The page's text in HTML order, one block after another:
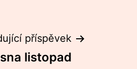
příspěvek
listopad